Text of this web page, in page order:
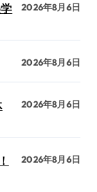
2026年8月6日
2026年8月6日
2026年8月6日
2026年8月6日